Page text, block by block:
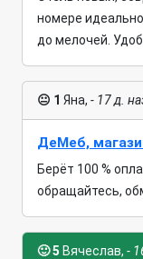
номере
до мелочей.
😐 1 Яна, - 17 д.
ДеМеб,
Берёт 100 %
обращайтесь,
🙂5 Вячеслав, -